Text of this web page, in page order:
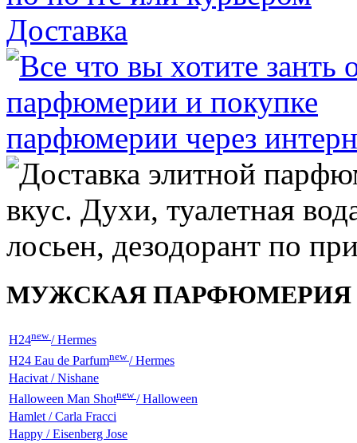
Доставка
МУЖСКАЯ ПАРФЮМЕРИЯ
H24new/ Hermes
H24 Eau de Parfumnew/ Hermes
Hacivat / Nishane
Halloween Man Shotnew/ Halloween
Hamlet / Carla Fracci
Happy / Eisenberg Jose